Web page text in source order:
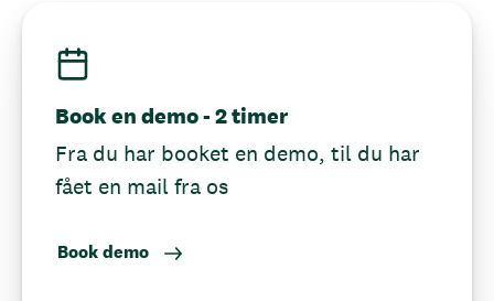
Book en demo - 2 timer
Fra du har booket en demo, til du har
fået en mail fra os
Book demo